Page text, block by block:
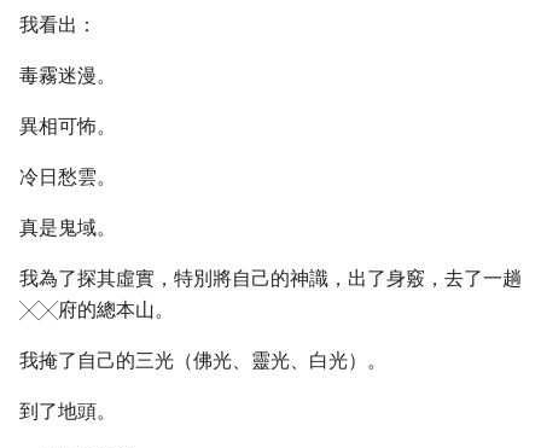
我看出：
毒霧迷漫。
異相可怖。
冷日愁雲。
真是鬼域。
我為了探其虛實，特別將自己的神識，出了身竅，去了一趟
╳╳府的總本山。
我掩了自己的三光（佛光、靈光、白光）。
到了地頭。